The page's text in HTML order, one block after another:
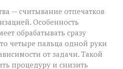
— считывание отпечатков
Особенность
обрабатывать сразу
четыре пальца одной руки
от задачи. Такой
процедуру и снизить